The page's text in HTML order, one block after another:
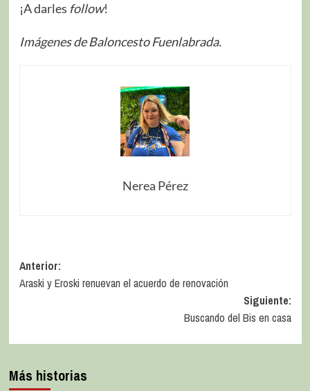
¡A darles follow!
Imágenes de Baloncesto Fuenlabrada.
Nerea Pérez
Anterior:
Araski y Eroski renuevan el acuerdo de renovación
Siguiente:
Buscando del Bis en casa
Más historias